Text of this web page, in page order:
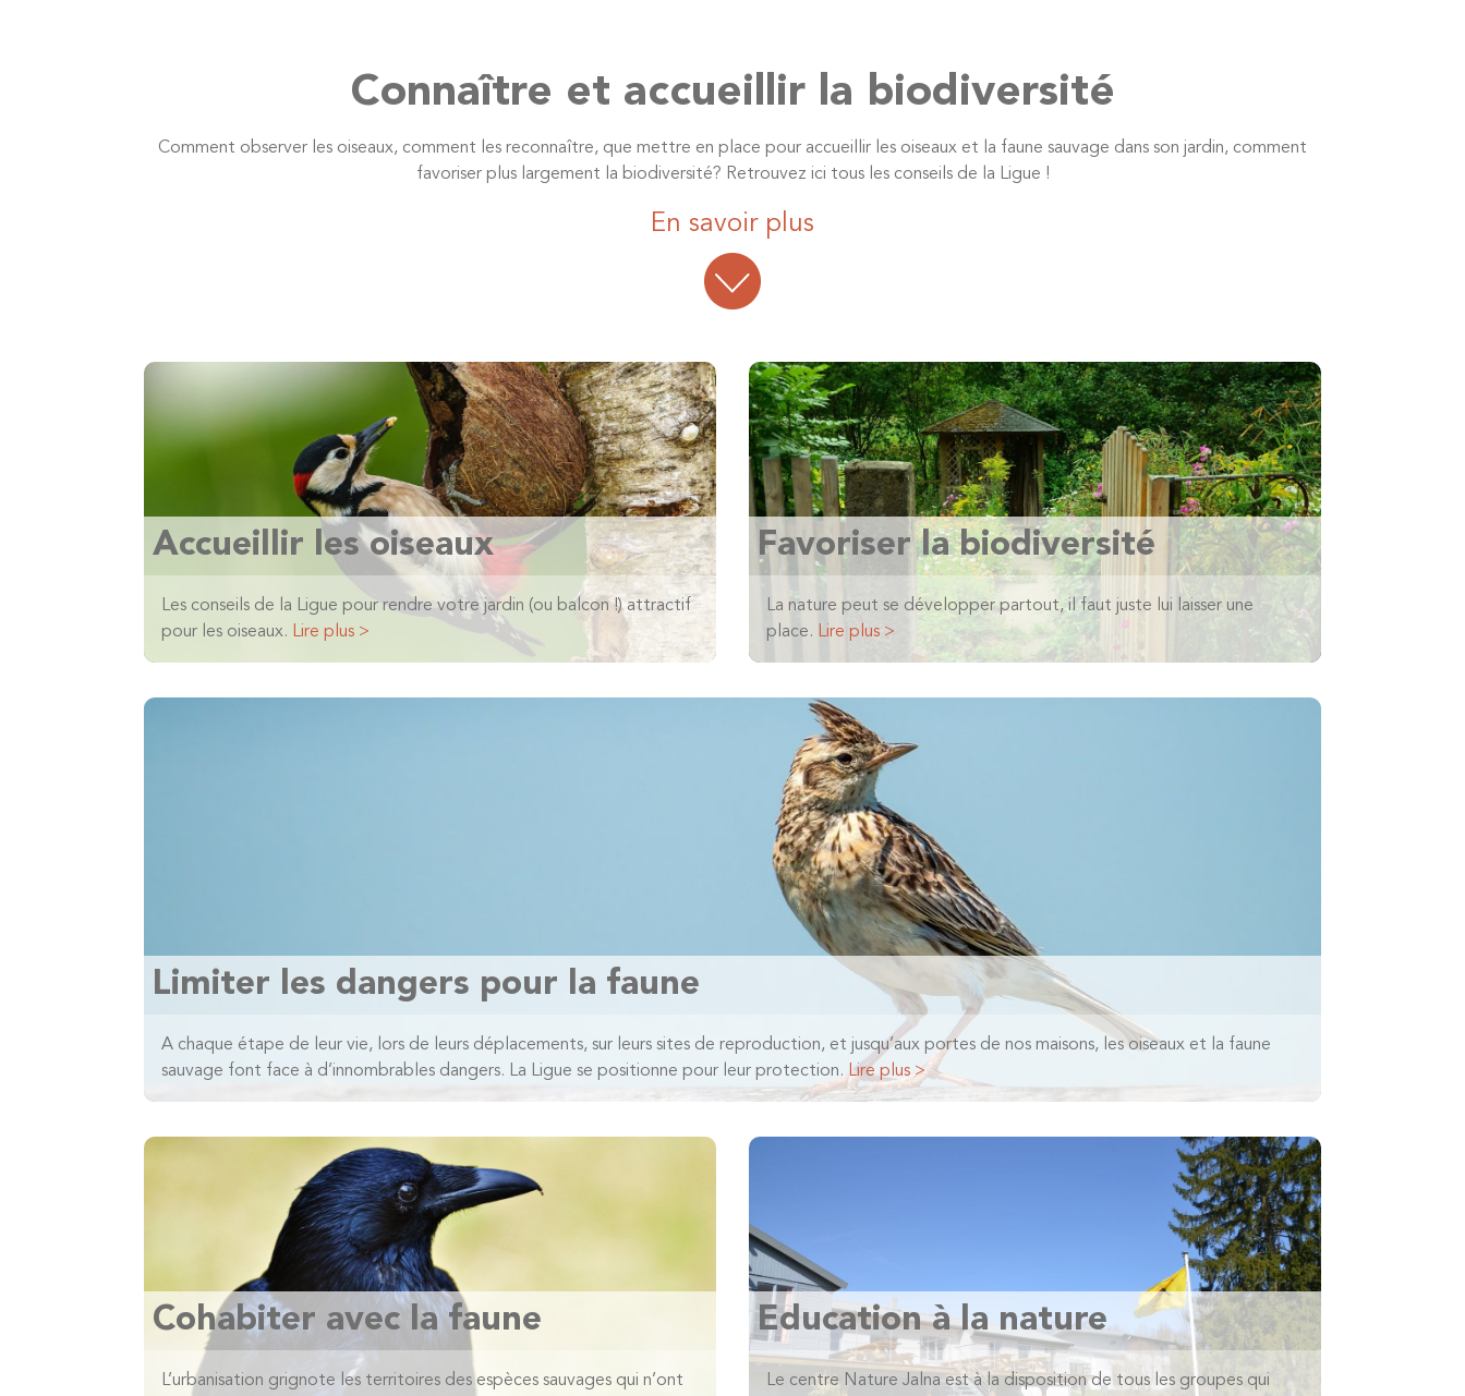
Connaître et accueillir la biodiversité
Comment observer les oiseaux, comment les reconnaître, que mettre en place pour accueillir les oiseaux et la faune sauvage dans son jardin, comment
favoriser plus largement la biodiversité? Retrouvez ici tous les conseils de la Ligue !
En savoir plus
Accueillir les oiseaux
Les conseils de la Ligue pour rendre votre jardin (ou balcon !) attractif
pour les oiseaux. Lire plus >
Favoriser la biodiversité
La nature peut se développer partout, il faut juste lui laisser une
place. Lire plus >
Limiter les dangers pour la faune
A chaque étape de leur vie, lors de leurs déplacements, sur leurs sites de reproduction, et jusqu’aux portes de nos maisons, les oiseaux et la faune
sauvage font face à d’innombrables dangers. La Ligue se positionne pour leur protection. Lire plus >
Cohabiter avec la faune
L’urbanisation grignote les territoires des espèces sauvages qui n’ont
Education à la nature
Le centre Nature Jalna est à la disposition de tous les groupes qui